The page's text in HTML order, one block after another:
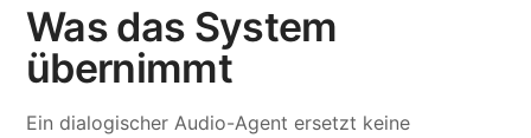
Was das System
übernimmt
Ein dialogischer Audio-Agent ersetzt keine